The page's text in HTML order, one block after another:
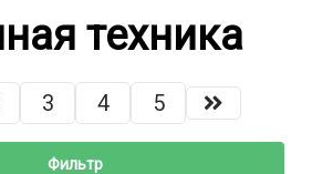
техника
3 4 5
Фильтр